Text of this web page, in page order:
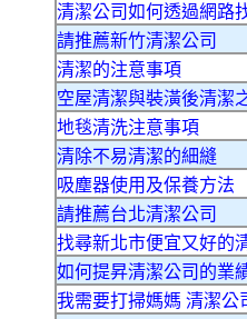
清潔公司如何透過網路
請推薦新竹清潔公司
清潔的注意事項
空屋清潔與裝潢後清潔
地毯清洗注意事項
清除不易清潔的細縫
吸塵器使用及保養方法
請推薦台北清潔公司
找尋新北市便宜又好的
如何提昇清潔公司的業
我需要打掃媽媽 清潔公